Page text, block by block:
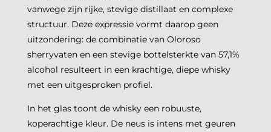
vanwege zijn rijke, stevige distillaat en complexe
structuur. Deze expressie vormt daarop geen
uitzondering: de combinatie van Oloroso
sherryvaten en een stevige bottelsterkte van 57,1%
alcohol resulteert in een krachtige, diepe whisky
met een uitgesproken profiel.
In het glas toont de whisky een robuuste,
koperachtige kleur. De neus is intens met geuren